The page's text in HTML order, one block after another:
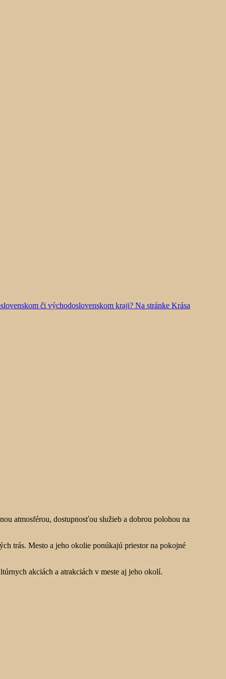
či východoslovenskom kraji? Na stránke Krása
atmosférou, dostupnosťou služieb a dobrou polohou na
trás. Mesto a jeho okolie ponúkajú priestor na pokojné
akciách a atrakciách v meste aj jeho okolí.